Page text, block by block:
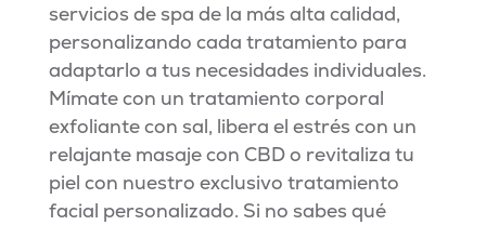
servicios de spa de la más alta calidad,
personalizando cada tratamiento para
adaptarlo a tus necesidades individuales.
Mímate con un tratamiento corporal
exfoliante con sal, libera el estrés con un
relajante masaje con CBD o revitaliza tu
piel con nuestro exclusivo tratamiento
facial personalizado. Si no sabes qué